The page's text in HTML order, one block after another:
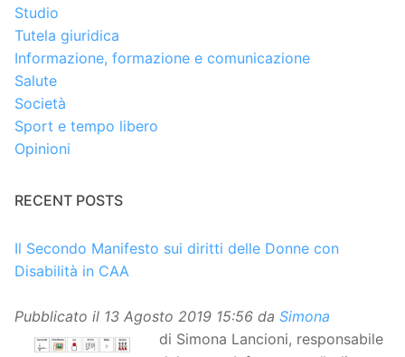
Studio
Tutela giuridica
Informazione, formazione e comunicazione
Salute
Società
Sport e tempo libero
Opinioni
RECENT POSTS
Il Secondo Manifesto sui diritti delle Donne con
Disabilità in CAA
Pubblicato il 13 Agosto 2019 15:56 da Simona
di Simona Lancioni, responsabile